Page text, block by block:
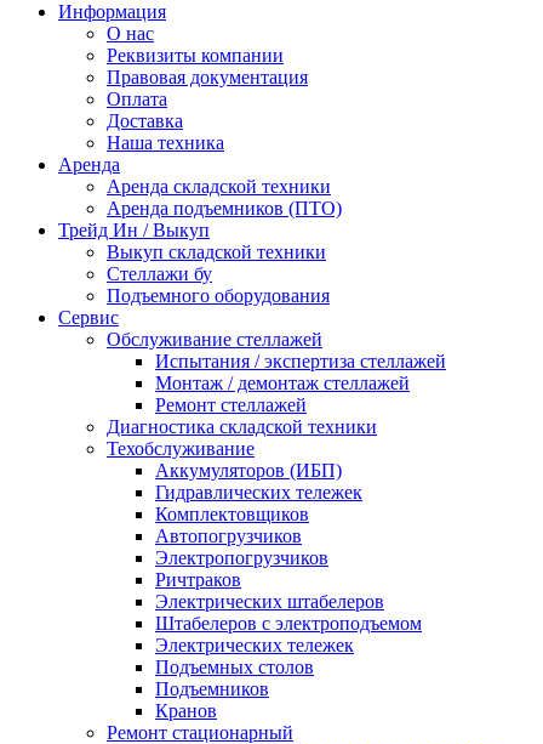
Информация
О нас
Реквизиты компании
Правовая документация
Оплата
Доставка
Наша техника
Аренда
Аренда складской техники
Аренда подъемников (ПТО)
Трейд Ин / Выкуп
Выкуп складской техники
Стеллажи бу
Подъемного оборудования
Сервис
Обслуживание стеллажей
Испытания / экспертиза стеллажей
Монтаж / демонтаж стеллажей
Ремонт стеллажей
Диагностика складской техники
Техобслуживание
Аккумуляторов (ИБП)
Гидравлических тележек
Комплектовщиков
Автопогрузчиков
Электропогрузчиков
Ричтраков
Электрических штабелеров
Штабелеров с электроподъемом
Электрических тележек
Подъемных столов
Подъемников
Кранов
Ремонт стационарный